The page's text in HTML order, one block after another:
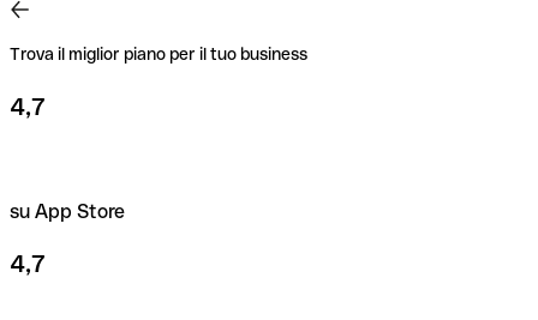
Trova il miglior piano per il tuo business
4,7
su App Store
4,7